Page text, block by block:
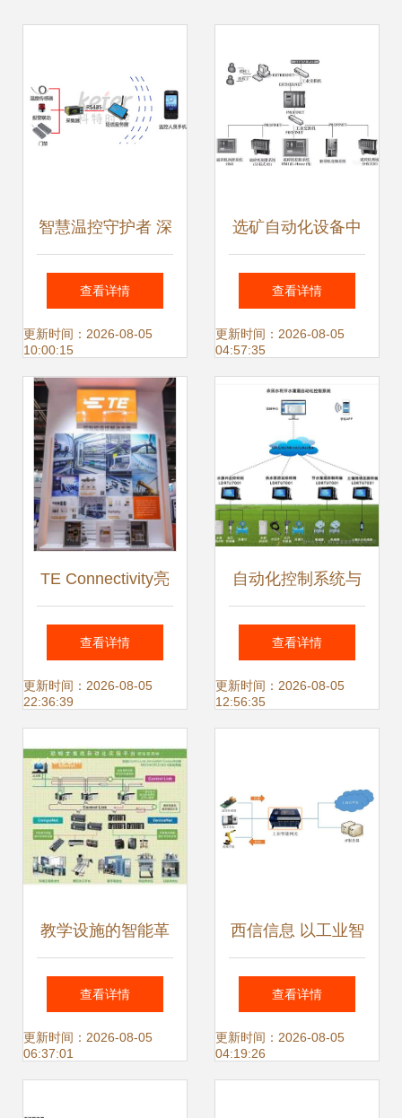
智慧温控守护者 深
圳科特时控的行业
解决方案探析
查看详情
更新时间：2026-08-05
10:00:15
选矿自动化设备中
液位传感器在浮选
槽液位自动控制的
应用
查看详情
更新时间：2026-08-05
04:57:35
TE Connectivity亮
相2019年工博会，
助力中国工业向数
查看详情
更新时间：2026-08-05
22:36:39
自动化控制系统与
智能传感器的融合
发展
查看详情
更新时间：2026-08-05
12:56:35
教学设施的智能革
新 自动化控制系统
与智能传感器的应
查看详情
更新时间：2026-08-05
06:37:01
西信信息 以工业智
能网关为引擎，驱
动智能制造转型升
查看详情
更新时间：2026-08-05
04:19:26